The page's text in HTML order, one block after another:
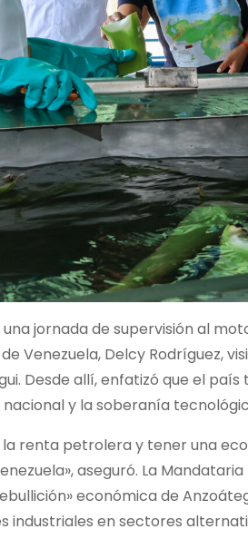
una jornada de supervisión al
Venezuela, Delcy Rodríguez,
Desde allí, enfatizó que el
y la soberanía
renta petrolera y tener una
aseguró. La
económica de
industriales en sectores